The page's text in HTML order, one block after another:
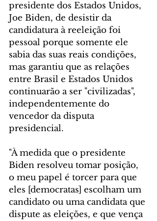
presidente dos Estados Unidos,
Joe Biden, de desistir da
candidatura à reeleição foi
pessoal porque somente ele
sabia das suas reais condições,
mas garantiu que as relações
entre Brasil e Estados Unidos
continuarão a ser "civilizadas",
independentemente do
vencedor da disputa
presidencial.
"À medida que o presidente
Biden resolveu tomar posição,
o meu papel é torcer para que
eles [democratas] escolham um
candidato ou uma candidata que
dispute as eleições, e que vença